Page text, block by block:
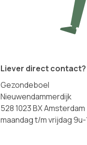
Liever direct contact?
Gezondeboel
Nieuwendammerdijk
528 1023 BX Amsterdam
maandag t/m vrijdag 9u-